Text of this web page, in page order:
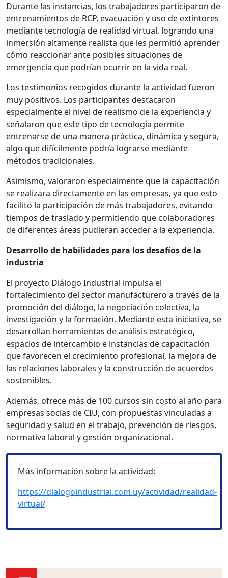
Durante las instancias, los trabajadores participaron de
entrenamientos de RCP, evacuación y uso de extintores
mediante tecnología de realidad virtual, logrando una
inmersión altamente realista que les permitió aprender
cómo reaccionar ante posibles situaciones de
emergencia que podrían ocurrir en la vida real.
Los testimonios recogidos durante la actividad fueron
muy positivos. Los participantes destacaron
especialmente el nivel de realismo de la experiencia y
señalaron que este tipo de tecnología permite
entrenarse de una manera práctica, dinámica y segura,
algo que difícilmente podría lograrse mediante
métodos tradicionales.
Asimismo, valoraron especialmente que la capacitación
se realizara directamente en las empresas, ya que esto
facilitó la participación de más trabajadores, evitando
tiempos de traslado y permitiendo que colaboradores
de diferentes áreas pudieran acceder a la experiencia.
Desarrollo de habilidades para los desafíos de la
industria
El proyecto Diálogo Industrial impulsa el
fortalecimiento del sector manufacturero a través de la
promoción del diálogo, la negociación colectiva, la
investigación y la formación. Mediante esta iniciativa, se
desarrollan herramientas de análisis estratégico,
espacios de intercambio e instancias de capacitación
que favorecen el crecimiento profesional, la mejora de
las relaciones laborales y la construcción de acuerdos
sostenibles.
Además, ofrece más de 100 cursos sin costo al año para
empresas socias de CIU, con propuestas vinculadas a
seguridad y salud en el trabajo, prevención de riesgos,
normativa laboral y gestión organizacional.
Más información sobre la actividad:
https://dialogoindustrial.com.uy/actividad/realidad-
virtual/